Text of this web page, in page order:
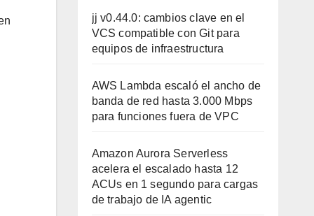
jj v0.44.0: cambios clave en el
VCS compatible con Git para
equipos de infraestructura
AWS Lambda escaló el ancho de
banda de red hasta 3.000 Mbps
para funciones fuera de VPC
Amazon Aurora Serverless
acelera el escalado hasta 12
ACUs en 1 segundo para cargas
de trabajo de IA agentic